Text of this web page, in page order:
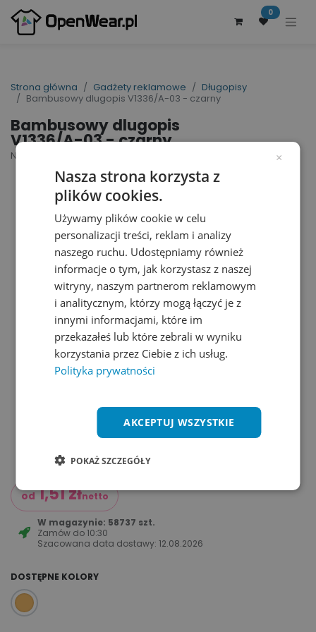
0
Strona główna Gadżety reklamowe
Długopisy
Bambusowy dlugopis V1336/A-03 - czarny
Bambusowy dlugopis
V1336/A-03 - czarny
Nr artykułu dostawcy: V1336/A-03 | ID : 34898
od 1,51złnetto
W magazynie: 58737 szt.
Zamów do 10:30
Szacowana data dostawy:12.08.2026
DOSTĘPNE KOLORY
×
Nasza strona korzysta z
plików cookies.
Używamy plików cookie w celu
personalizacji treści, reklam i analizy
naszego ruchu. Udostępniamy również
informacje o tym, jak korzystasz z naszej
witryny, naszym partnerom reklamowym
i analitycznym, którzy mogą łączyć je z
innymi informacjami, które im
przekazałeś lub które zebrali w wyniku
korzystania przez Ciebie z ich usług.
Polityka prywatności
AKCEPTUJ WSZYSTKIE
POKAŻ SZCZEGÓŁY